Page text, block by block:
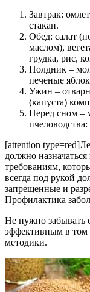
Завтрак:
стакан.
Обед: салат
маслом),
грудка, рис,
Полдник –
печеные
Ужин –
(капуста)
Перед сном –
[attention
должно
требованиям,
всегда под рукой
запрещенные и
Профилактика
Не нужно забывать
эффективным в том
методики.